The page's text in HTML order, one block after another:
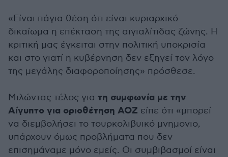
«Είναι πάγια θέση ότι είναι κυριαρχικό
δικαίωμα η επέκταση της αιγιαλίτιδας ζώνης. Η
κριτική μας έγκειται στην πολιτική υποκρισία
και στο γιατί η κυβέρνηση δεν εξηγεί τον λόγο
της μεγάλης διαφοροποίησης» πρόσθεσε.
Μιλώντας τέλος για τη συμφωνία με την
Αίγυπτο για οριοθέτηση ΑΟΖ είπε ότι «μπορεί
να διεμβολήσει το τουρκολιβυικό μνημονιο,
υπάρχουν όμως προβλήματα που δεν
επισημάναμε μόνο εμείς. Οι συμβιβασμοί είναι